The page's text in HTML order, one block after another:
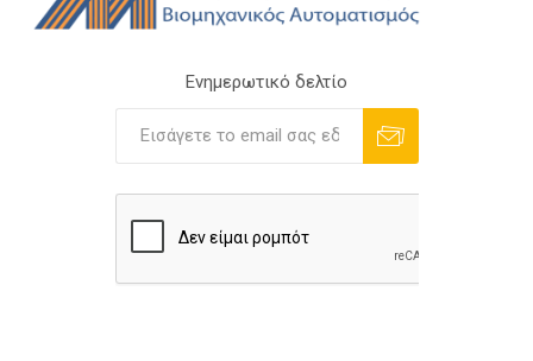
Ενημερωτικό δελτίο